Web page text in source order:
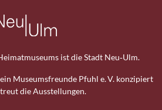
ist die Stadt Neu‑Ulm.
Museums­freunde Pfuhl e. V. konzipiert
die Ausstellungen.